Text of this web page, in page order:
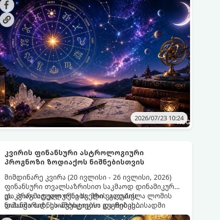
სიურპრიზს უმზადებს.
2026/07/23 10:24
კვირის ფინანსური ასტროლოგიური
პროგნოზი ზოდიაქოს ნიშნებისთვის
მიმდინარე კვირა (20 ივლისი - 26 ივლისი, 2026)
ფინანსური თვალსაზრისით საკმაოდ დინამიკური
და პრაგმატული იქნება. მზის გადასვლა ლომის
ნიშანში ბიზნეს-ამბიციებსა და რისკებისადმი
მიდრეკილებას ზრდის, თუმცა პლანეტარული
ეს კვირა იდეალურია ძველი ვალების
დასაფარად, საინვესტიციო გეგმების
გადასახედად და ფინანსური პორტფელის